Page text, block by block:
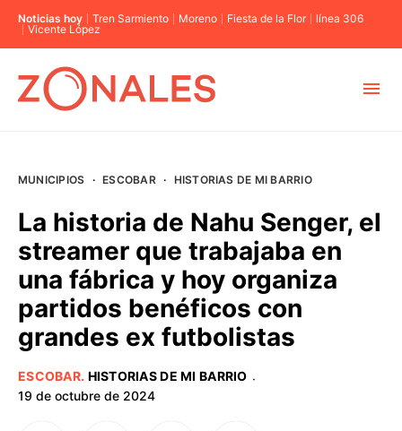
Noticias hoy Tren Sarmiento Moreno Fiesta de la Flor
línea 306
Vicente López
BUENOS AIRES
PROVINCIAS
MUNICIPIOS · ESCOBAR · HISTORIAS DE MI BARRIO
La historia de Nahu Senger, el
streamer que trabajaba en
una fábrica y hoy organiza
partidos benéficos con
grandes ex futbolistas
ESCOBAR. HISTORIAS DE MI BARRIO ·
19 de octubre de 2024